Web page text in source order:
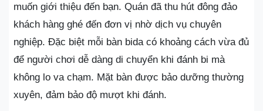
muốn giới thiệu đến bạn. Quán đã thu hút đông đảo
khách hàng ghé đến đơn vị nhờ dịch vụ chuyên
nghiệp. Đặc biệt mỗi bàn bida có khoảng cách vừa đủ
để người chơi dễ dàng di chuyển khi đánh bi mà
không lo va chạm. Mặt bàn được bảo dưỡng thường
xuyên, đảm bảo độ mượt khi đánh.